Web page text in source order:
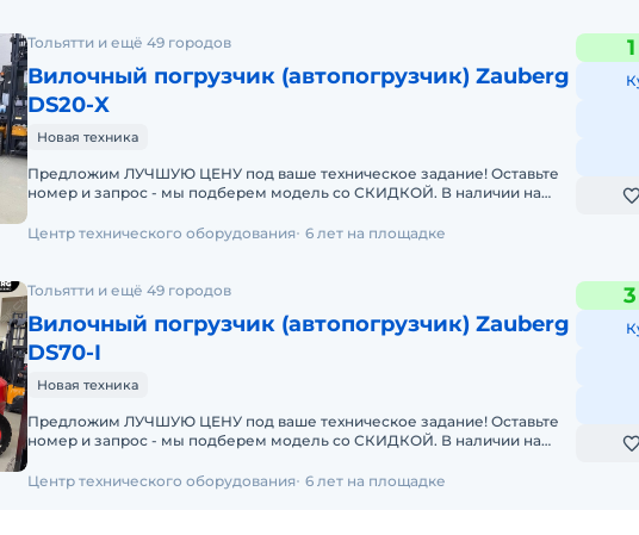
Тольятти и ещё 49 городов
Вилочный погрузчик (автопогрузчик) Zauberg
DS20-X
Новая техника
Предложим ЛУЧШУЮ ЦЕНУ под ваше техническое задание! Оставьте
номер и запрос - мы подберем модель со СКИДКОЙ. В наличии на
Центр технического оборудования 6 лет на площадке
Тольятти и ещё 49 городов
Вилочный погрузчик (автопогрузчик) Zauberg
DS70-I
Новая техника
Предложим ЛУЧШУЮ ЦЕНУ под ваше техническое задание! Оставьте
номер и запрос - мы подберем модель со СКИДКОЙ. В наличии на
Центр технического оборудования 6 лет на площадке